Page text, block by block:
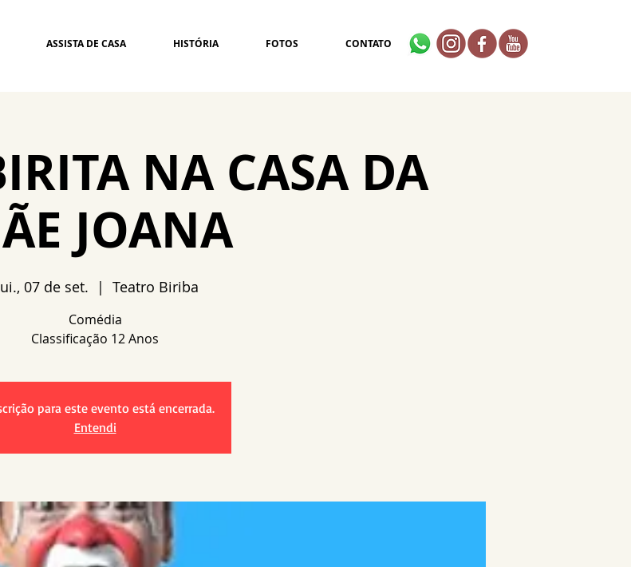
ASSISTA DE CASA HISTÓRIA FOTOS CONTATO
NA CASA DA
JOANA
07 de set.
  |
Teatro Biriba
Comédia
para este evento está encerrada.
Entendi